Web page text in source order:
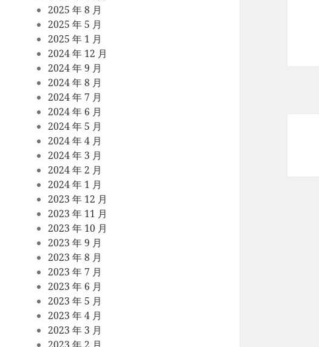
2025 年 8 月
2025 年 5 月
2025 年 1 月
2024 年 12 月
2024 年 9 月
2024 年 8 月
2024 年 7 月
2024 年 6 月
2024 年 5 月
2024 年 4 月
2024 年 3 月
2024 年 2 月
2024 年 1 月
2023 年 12 月
2023 年 11 月
2023 年 10 月
2023 年 9 月
2023 年 8 月
2023 年 7 月
2023 年 6 月
2023 年 5 月
2023 年 4 月
2023 年 3 月